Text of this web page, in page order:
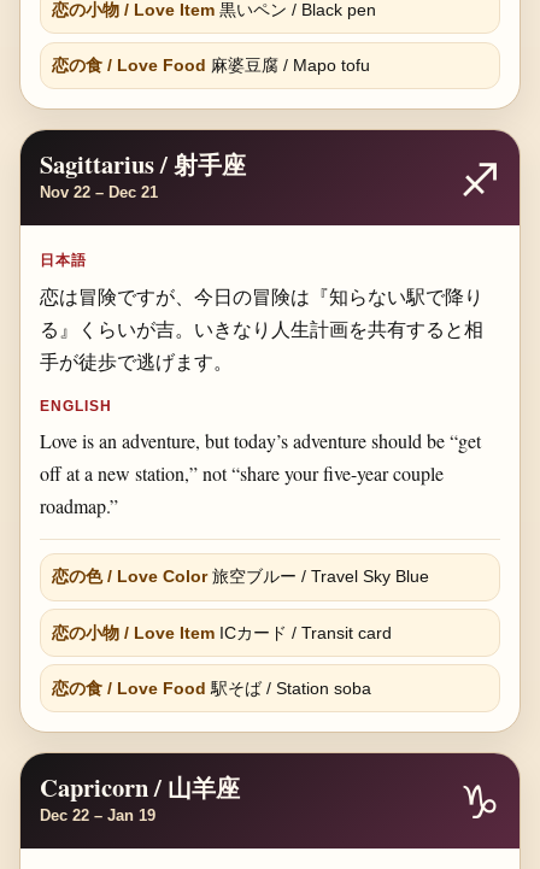
恋の小物 / Love Item黒いペン / Black pen
恋の食 / Love Food 麻婆豆腐 / Mapo tofu
Sagittarius / 射手座
Nov 22 – Dec 21 ♐
日本語
恋は冒険ですが、今日の冒険は『知らない駅で降り
る』くらいが吉。いきなり人生計画を共有すると相
手が徒歩で逃げます。
ENGLISH
Love is an adventure, but today’s adventure should be “get
off at a new station,” not “share your five-year couple
roadmap.”
恋の色 / Love Color旅空ブルー / Travel Sky Blue
恋の小物 / Love ItemICカード / Transit card
恋の食 / Love Food 駅そば / Station soba
Capricorn / 山羊座
Dec 22 – Jan 19 ♑